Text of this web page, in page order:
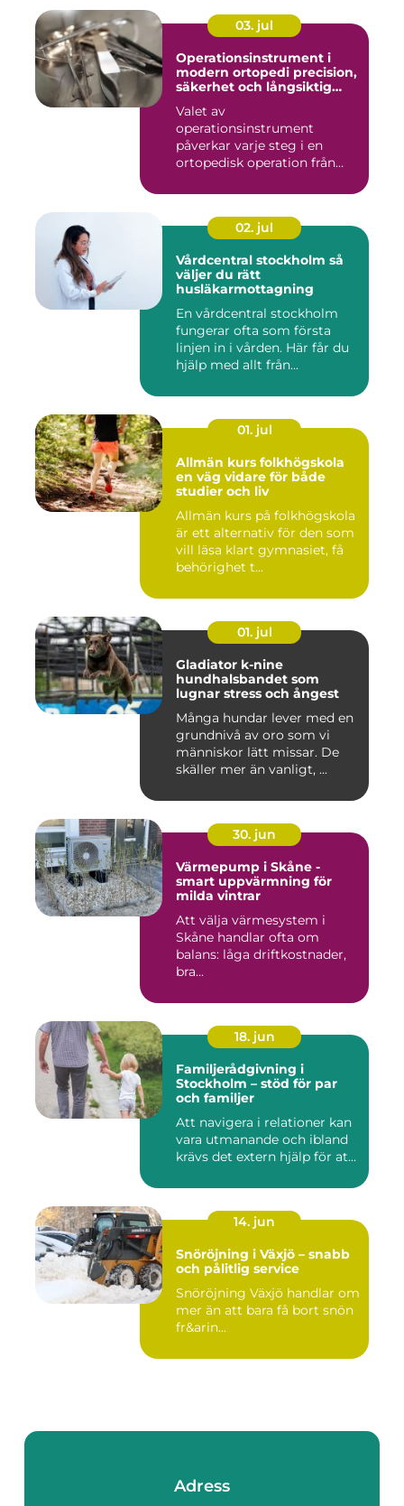
03. jul
Operationsinstrument i
modern ortopedi precision,
säkerhet och långsiktig
Valet av
operationsinstrument
påverkar varje steg i en
ortopedisk operation från
02. jul
Vårdcentral stockholm så
väljer du rätt
husläkarmottagning
En vårdcentral stockholm
fungerar ofta som första
linjen in i vården. Här får du
hjälp med allt från...
01. jul
Allmän kurs folkhögskola
en väg vidare för både
studier och liv
Allmän kurs på folkhögskola
är ett alternativ för den som
vill läsa klart gymnasiet, få
behörighet t...
01. jul
Gladiator k-nine
hundhalsbandet som
lugnar stress och ångest
Många hundar lever med en
grundnivå av oro som vi
människor lätt missar. De
skäller mer än vanligt, ...
30. jun
Värmepump i Skåne -
smart uppvärmning för
milda vintrar
Att välja värmesystem i
Skåne handlar ofta om
balans: låga driftkostnader,
bra...
18. jun
Familjerådgivning i
Stockholm – stöd för par
och familjer
Att navigera i relationer kan
vara utmanande och ibland
krävs det extern hjälp för at...
14. jun
Snöröjning i Växjö – snabb
och pålitlig service
Snöröjning Växjö handlar om
mer än att bara få bort snön
fr&arin...
Adress